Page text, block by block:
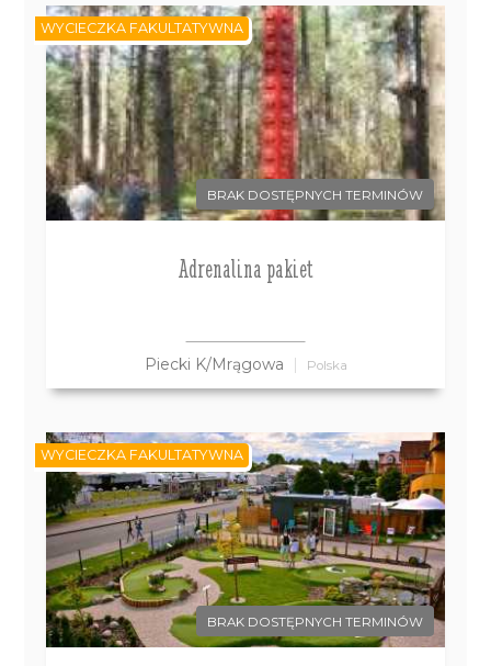
BRAK DOSTĘPNYCH TERMINÓW
Adrenalina pakiet
Piecki K/Mrągowa Polska
WYCIECZKA FAKULTATYWNA
BRAK DOSTĘPNYCH TERMINÓW
WYCIECZKA FAKULTATYWNA